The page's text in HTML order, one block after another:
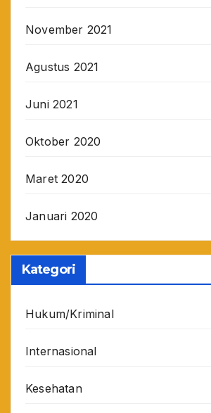
November 2021
Agustus 2021
Juni 2021
Oktober 2020
Maret 2020
Januari 2020
Kategori
Hukum/Kriminal
Internasional
Kesehatan